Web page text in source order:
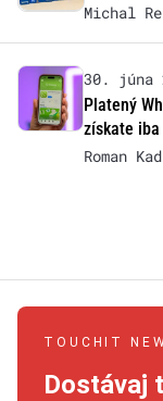
Michal
30. júna
Platený
získate
Roman
TOUCHIT
Dostávaj